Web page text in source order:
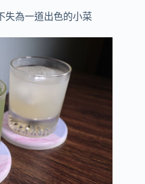
失為一道出色的小菜